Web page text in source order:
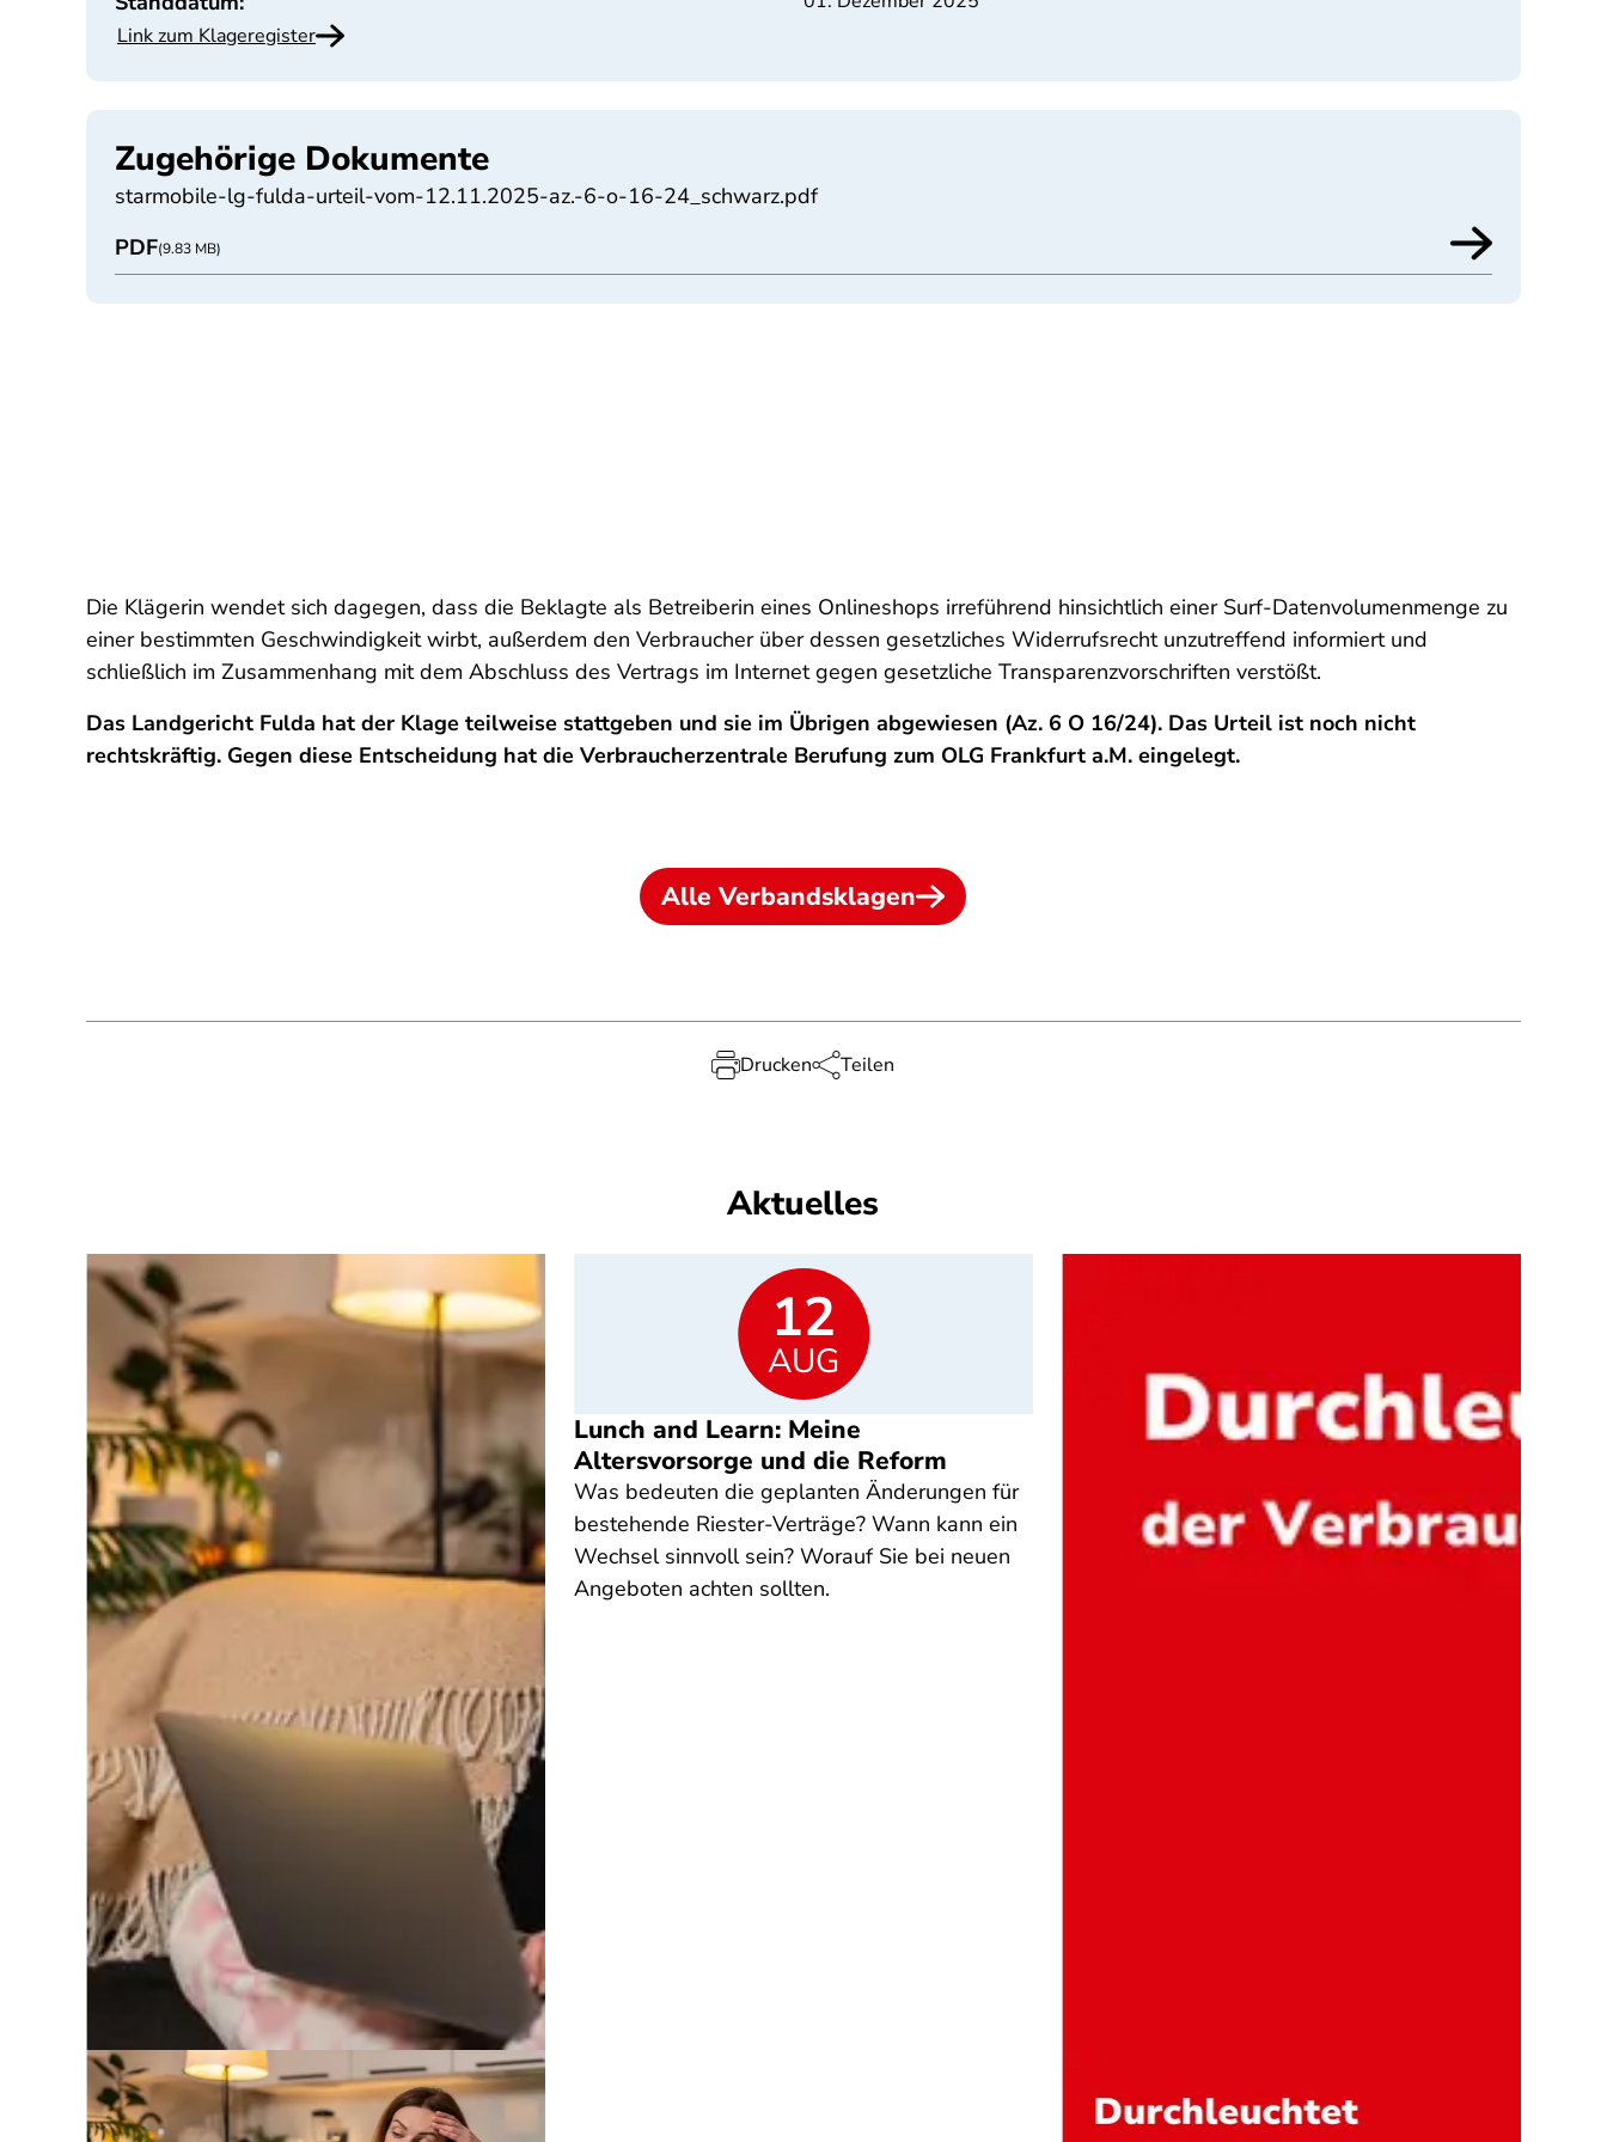
Link zum Klageregister
Zugehörige Dokumente
starmobile-lg-fulda-urteil-vom-12.11.2025-az.-6-o-16-24_schwarz.pdf
PDF(9.83 MB)
Die Klägerin wendet sich dagegen, dass die Beklagte als Betreiberin eines Onlineshops irreführend hinsichtlich einer Surf-Datenvolumenmenge zu
einer bestimmten Geschwindigkeit wirbt, außerdem den Verbraucher über dessen gesetzliches Widerrufsrecht unzutreffend informiert und
schließlich im Zusammenhang mit dem Abschluss des Vertrags im Internet gegen gesetzliche Transparenzvorschriften verstößt.
Das Landgericht Fulda hat der Klage teilweise stattgeben und sie im Übrigen abgewiesen (Az. 6 O 16/24). Das Urteil ist noch nicht
rechtskräftig. Gegen diese Entscheidung hat die Verbraucherzentrale Berufung zum OLG Frankfurt a.M. eingelegt.
Alle Verbandsklagen
Drucken Teilen
Aktuelles
Lunch and Learn: Meine
Altersvorsorge und die Reform
Was bedeuten die geplanten Änderungen für
bestehende Riester-Verträge? Wann kann ein
Wechsel sinnvoll sein? Worauf Sie bei neuen
Angeboten achten sollten.
12
AUG